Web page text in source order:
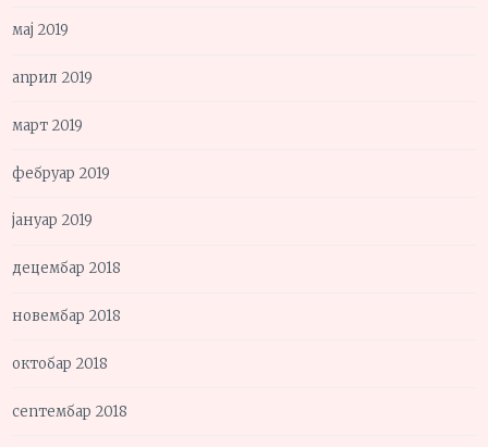
мај 2019
април 2019
март 2019
фебруар 2019
јануар 2019
децембар 2018
новембар 2018
октобар 2018
септембар 2018